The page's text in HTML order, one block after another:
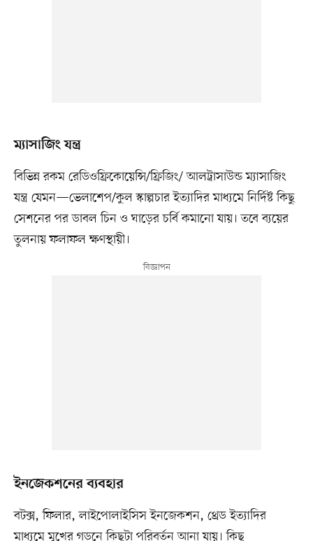
ম্যাসাজিং যন্ত্র
বিভিন্ন রকম রেডিওফ্রিকোয়েন্সি/ফ্রিজিং/ আলট্রাসাউন্ড ম্যাসাজিং
যন্ত্র যেমন—ভেলাশেপ/কুল স্কাল্পচার ইত্যাদির মাধ্যমে নির্দিষ্ট কিছু
সেশনের পর ডাবল চিন ও ঘাড়ের চর্বি কমানো যায়। তবে ব্যয়ের
তুলনায় ফলাফল ক্ষণস্থায়ী।
ইনজেকশনের ব্যবহার
বটক্স, ফিলার, লাইপোলাইসিস ইনজেকশন, থ্রেড ইত্যাদির
মাধ্যমে মুখের গড়নে কিছুটা পরিবর্তন আনা যায়। কিছু